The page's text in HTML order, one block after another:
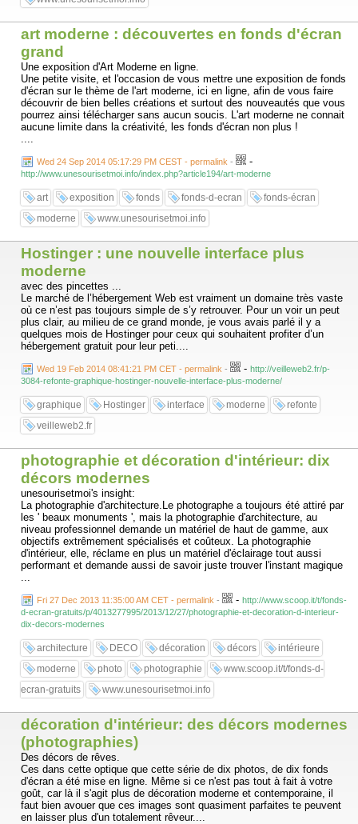
art moderne : découvertes en fonds d'écran
grand
Une exposition d'Art Moderne en ligne.
Une petite visite, et l'occasion de vous mettre une exposition de fonds
d'écran sur le thème de l'art moderne, ici en ligne, afin de vous faire
découvrir de bien belles créations et surtout des nouveautés que vous
pourrez ainsi télécharger sans aucun soucis. L'art moderne ne connait
aucune limite dans la créativité, les fonds d'écran non plus !
....
Wed 24 Sep 2014 05:17:29 PM CEST - permalink - -
http://www.unesourisetmoi.info/index.php?article194/art-moderne
art exposition fonds fonds-d-ecran
fonds-écran
moderne
www.unesourisetmoi.info
Hostinger : une nouvelle interface plus
moderne
avec des pincettes ...
Le marché de l’hébergement Web est vraiment un domaine très vaste
où ce n’est pas toujours simple de s’y retrouver. Pour un voir un peut
plus clair, au milieu de ce grand monde, je vous avais parlé il y a
quelques mois de Hostinger pour ceux qui souhaitent profiter d’un
hébergement gratuit pour leur peti....
Wed 19 Feb 2014 08:41:21 PM CET - permalink - - http://veilleweb2.fr/p-
3084-refonte-graphique-hostinger-nouvelle-interface-plus-moderne/
graphique Hostinger interface moderne
refonte
veilleweb2.fr
photographie et décoration d'intérieur: dix
décors modernes
unesourisetmoi's insight:
La photographie d'architecture.Le photographe a toujours été attiré par
les ' beaux monuments ', mais la photographie d'architecture, au
niveau professionnel demande un matériel de haut de gamme, aux
objectifs extrêmement spécialisés et coûteux. La photographie
d'intérieur, elle, réclame en plus un matériel d'éclairage tout aussi
performant et demande aussi de savoir juste trouver l'instant magique
...
Fri 27 Dec 2013 11:35:00 AM CET - permalink - - http://www.scoop.it/t/fonds-
d-ecran-gratuits/p/4013277995/2013/12/27/photographie-et-decoration-d-interieur-
dix-decors-modernes
architecture DECO décoration décors
intérieure
moderne
photo photographie
www.scoop.it/t/fonds-d-
ecran-gratuits
www.unesourisetmoi.info
décoration d'intérieur: des décors modernes
(photographies)
Des décors de rêves.
Ces dans cette optique que cette série de dix photos, de dix fonds
d'écran a été mise en ligne. Même si ce n'est pas tout à fait à votre
goût, car là il s'agit plus de décoration moderne et contemporaine, il
faut bien avouer que ces images sont quasiment parfaites te peuvent
en laisser plus d'un totalement rêveur....